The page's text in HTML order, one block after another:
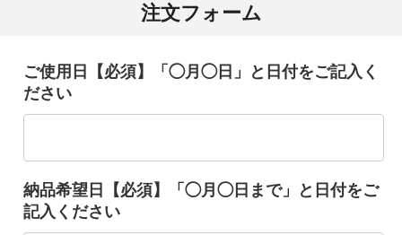
注文フォーム
ご使用日【必須】「◯月◯日」と日付をご記入く
ださい
納品希望日【必須】「◯月◯日まで」と日付をご
記入ください